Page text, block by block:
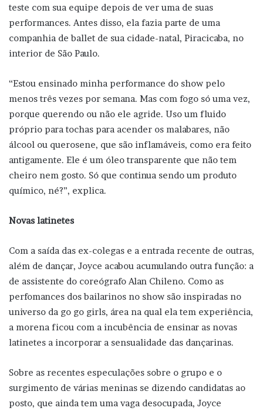
teste com sua equipe depois de ver uma de suas
performances. Antes disso, ela fazia parte de uma
companhia de ballet de sua cidade-natal, Piracicaba, no
interior de São Paulo.
“Estou ensinado minha performance do show pelo
menos três vezes por semana. Mas com fogo só uma vez,
porque querendo ou não ele agride. Uso um fluido
próprio para tochas para acender os malabares, não
álcool ou querosene, que são inflamáveis, como era feito
antigamente. Ele é um óleo transparente que não tem
cheiro nem gosto. Só que continua sendo um produto
químico, né?”, explica.
Novas latinetes
Com a saída das ex-colegas e a entrada recente de outras,
além de dançar, Joyce acabou acumulando outra função: a
de assistente do coreógrafo Alan Chileno. Como as
perfomances dos bailarinos no show são inspiradas no
universo da go go girls, área na qual ela tem experiência,
a morena ficou com a incubência de ensinar as novas
latinetes a incorporar a sensualidade das dançarinas.
Sobre as recentes especulações sobre o grupo e o
surgimento de várias meninas se dizendo candidatas ao
posto, que ainda tem uma vaga desocupada, Joyce